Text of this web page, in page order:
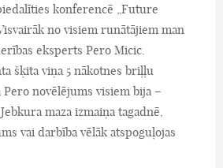
konferencē „Future
no visiem runātājiem man
eksperts Pero Micic.
šķita viņa 5 nākotnes briļļu
novēlējums visiem bija –
maza izmaiņa tagadnē,
vai darbība vēlāk atspoguļojas